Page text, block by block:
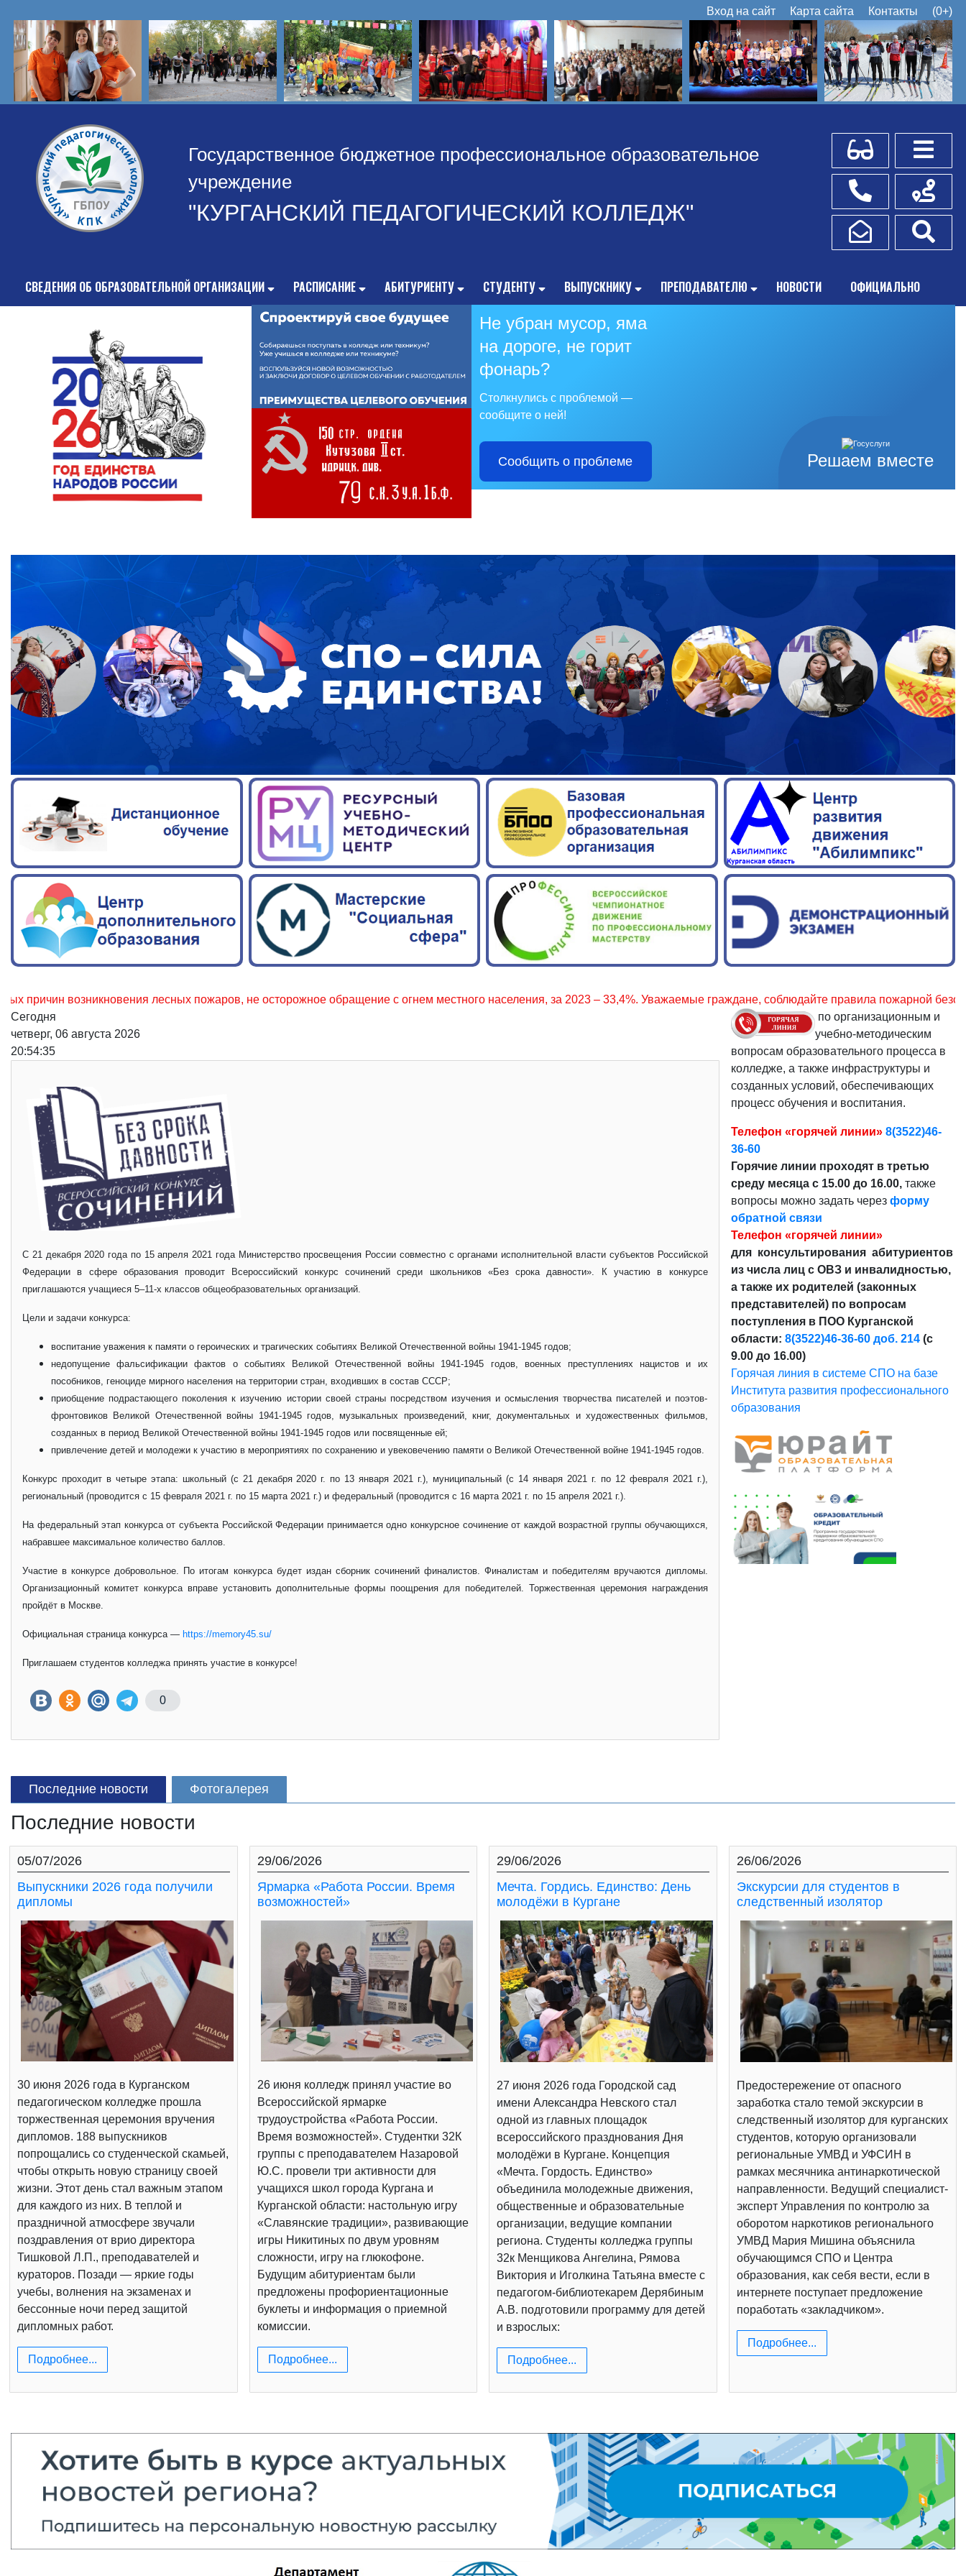
Вход на сайт Карта сайта Контакты (0+)
Государственное бюджетное профессиональное образовательное
учреждение
"КУРГАНСКИЙ ПЕДАГОГИЧЕСКИЙ КОЛЛЕДЖ"
Для слабовидящих
Телефоны
Написать обращение
Схема
СВЕДЕНИЯ ОБ ОБРАЗОВАТЕЛЬНОЙ ОРГАНИЗАЦИИ РАСПИСАНИЕ АБИТУРИЕНТУ СТУДЕНТУ ВЫПУСКНИКУ ПРЕПОДАВАТЕЛЮ НОВОСТИ ОФИЦИАЛЬНО
Решаем вместе
Не убран мусор, яма
на дороге, не горит
фонарь?
Столкнулись с проблемой —
сообщите о ней!
Сообщить о проблеме
лесных пожаров, не осторожное обращение с огнем местного населения, за 2023 – 33,4%. Уважаемые граждане, соблюдайте правила пожарной безопасности в лесу,
Сегодня
четверг, 06 августа 2026
20:54:37
С 21 декабря 2020 года по 15 апреля 2021 года Министерство просвещения России совместно с органами исполнительной власти субъектов Российской
Федерации в сфере образования проводит Всероссийский конкурс сочинений среди школьников «Без срока давности». К участию в конкурсе
приглашаются учащиеся 5–11-х классов общеобразовательных организаций.
Цели и задачи конкурса:
воспитание уважения к памяти о героических и трагических событиях Великой Отечественной войны 1941-1945 годов;
недопущение фальсификации фактов о событиях Великой Отечественной войны 1941-1945 годов, военных преступлениях нацистов и их
пособников, геноциде мирного населения на территории стран, входивших в состав СССР;
приобщение подрастающего поколения к изучению истории своей страны посредством изучения и осмысления творчества писателей и поэтов-
фронтовиков Великой Отечественной войны 1941-1945 годов, музыкальных произведений, книг, документальных и художественных фильмов,
созданных в период Великой Отечественной войны 1941-1945 годов или посвященные ей;
привлечение детей и молодежи к участию в мероприятиях по сохранению и увековечению памяти о Великой Отечественной войне 1941-1945 годов.
Конкурс проходит в четыре этапа: школьный (с 21 декабря 2020 г. по 13 января 2021 г.), муниципальный (с 14 января 2021 г. по 12 февраля 2021 г.),
региональный (проводится с 15 февраля 2021 г. по 15 марта 2021 г.) и федеральный (проводится с 16 марта 2021 г. по 15 апреля 2021 г.).
На федеральный этап конкурса от субъекта Российской Федерации принимается одно конкурсное сочинение от каждой возрастной группы обучающихся,
набравшее максимальное количество баллов.
Участие в конкурсе добровольное. По итогам конкурса будет издан сборник сочинений финалистов. Финалистам и победителям вручаются дипломы.
Организационный комитет конкурса вправе установить дополнительные формы поощрения для победителей. Торжественная церемония награждения
пройдёт в Москве.
Официальная страница конкурса — https://memory45.su/
Приглашаем студентов колледжа принять участие в конкурсе!
0
по организационным и
учебно-методическим
вопросам образовательного процесса в
колледже, а также инфраструктуры и
созданных условий, обеспечивающих
процесс обучения и воспитания.
Телефон «горячей линии» 8(3522)46-
36-60
Горячие линии проходят в третью
среду месяца с 15.00 до 16.00, также
вопросы можно задать через форму
обратной связи
Телефон «горячей линии»
для консультирования абитуриентов
из числа лиц с ОВЗ и инвалидностью,
а также их родителей (законных
представителей) по вопросам
поступления в ПОО Курганской
области: 8(3522)46-36-60 доб. 214(с
9.00 до 16.00)
Горячая линия в системе СПО на базе
Института развития профессионального
образования
Последние новости Фотогалерея
Последние новости
05/07/2026
Выпускники 2026 года получили
дипломы
30 июня 2026 года в Курганском
педагогическом колледже прошла
торжественная церемония вручения
дипломов. 188 выпускников
попрощались со студенческой скамьей,
чтобы открыть новую страницу своей
жизни. Этот день стал важным этапом
для каждого из них. В теплой и
праздничной атмосфере звучали
поздравления от врио директора
Тишковой Л.П., преподавателей и
кураторов. Позади — яркие годы
учебы, волнения на экзаменах и
бессонные ночи перед защитой
дипломных работ.
Подробнее...
29/06/2026
Ярмарка «Работа России. Время
возможностей»
26 июня колледж принял участие во
Всероссийской ярмарке
трудоустройства «Работа России.
Время возможностей». Студентки 32К
группы с преподавателем Назаровой
Ю.С. провели три активности для
учащихся школ города Кургана и
Курганской области: настольную игру
«Славянские традиции», развивающие
игры Никитиных по двум уровням
сложности, игру на глюкофоне.
Будущим абитуриентам были
предложены профориентационные
буклеты и информация о приемной
комиссии.
Подробнее...
29/06/2026
Мечта. Гордись. Единство: День
молодёжи в Кургане
27 июня 2026 года Городской сад
имени Александра Невского стал
одной из главных площадок
всероссийского празднования Дня
молодёжи в Кургане. Концепция
«Мечта. Гордость. Единство»
объединила молодежные движения,
общественные и образовательные
организации, ведущие компании
региона. Студенты колледжа группы
32к Менщикова Ангелина, Рямова
Виктория и Иголкина Татьяна вместе с
педагогом-библиотекарем Дерябиным
А.В. подготовили программу для детей
и взрослых:
Подробнее...
26/06/2026
Экскурсии для студентов в
следственный изолятор
Предостережение от опасного
заработка стало темой экскурсии в
следственный изолятор для курганских
студентов, которую организовали
региональные УМВД и УФСИН в
рамках месячника антинаркотической
направленности. Ведущий специалист-
эксперт Управления по контролю за
оборотом наркотиков регионального
УМВД Мария Мишина объяснила
обучающимся СПО и Центра
образования, как себя вести, если в
интернете поступает предложение
поработать «закладчиком».
Подробнее...